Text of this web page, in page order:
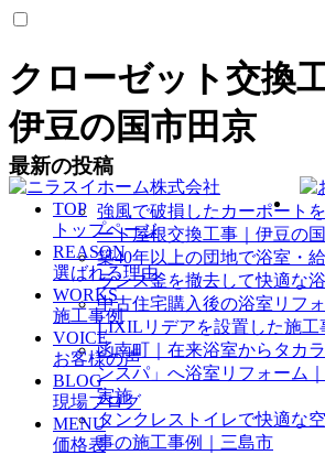
クローゼット交換
伊豆の国市田京
TOP
トップページ
REASON
選ばれる理由
WORKS
施工事例
VOICE
お客様の声
BLOG
現場ブログ
MENU
価格表
最新の投稿
強風で破損したカーポート
ート屋根交換工事｜伊豆の
築40年以上の団地で浴室・
ランス釜を撤去して快適な
中古住宅購入後の浴室リフ
LIXILリデアを設置した施工
函南町｜在来浴室からタカ
ンスパ」へ浴室リフォーム
実施
タンクレストイレで快適な
事の施工事例｜三島市